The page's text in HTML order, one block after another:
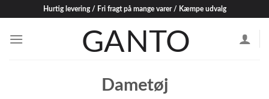
content
Hurtig levering / Fri fragt på mange varer / Kæmpe udvalg
Dametøj